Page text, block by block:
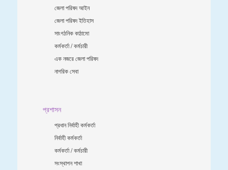
জেলা পরিষদ আইন
জেলা পরিষদ ইতিহাস
সাংগঠনিক কাঠামো
কর্মকর্তা / কর্মচারী
এক নজরে জেলা পরিষদ
নাগরিক সেবা
প্রশাসন
প্রধান নির্বাহী কর্মকর্তা
নির্বাহী কর্মকর্তা
কর্মকর্তা / কর্মচারী
সংস্থাপন শাখা